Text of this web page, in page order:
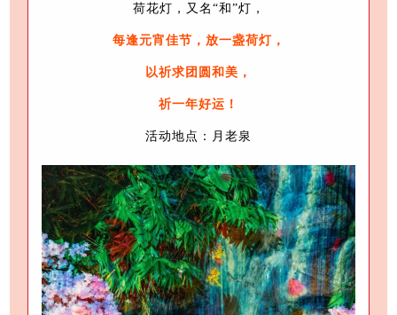
荷花灯，又名“和”灯，
每逢元宵佳节， 放一盏荷灯，
以祈求团圆和美，
祈一年好运！
活动地点：月老泉